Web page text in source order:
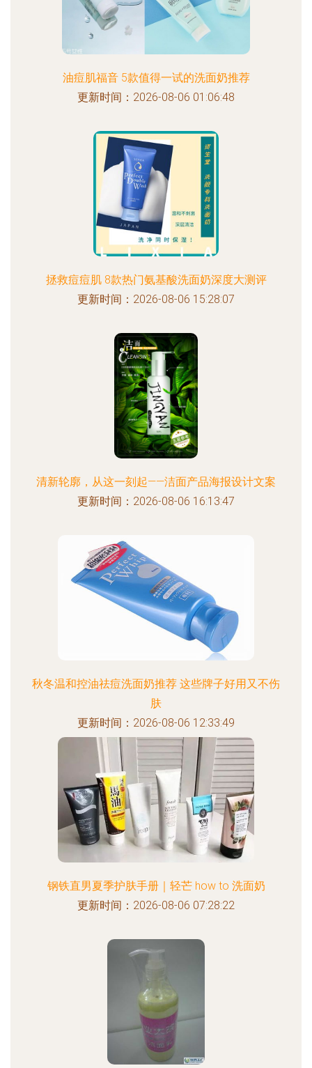
油痘肌福音 5款值得一试的洗面奶推荐
更新时间：2026-08-06 01:06:48
拯救痘痘肌 8款热门氨基酸洗面奶深度大测评
更新时间：2026-08-06 15:28:07
清新轮廓，从这一刻起——洁面产品海报设计文案
更新时间：2026-08-06 16:13:47
秋冬温和控油祛痘洗面奶推荐 这些牌子好用又不伤
肤
更新时间：2026-08-06 12:33:49
钢铁直男夏季护肤手册｜轻芒 how to 洗面奶
更新时间：2026-08-06 07:28:22